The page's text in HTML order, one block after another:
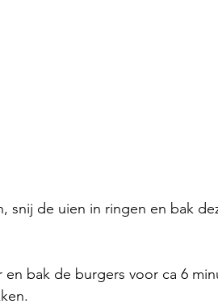
snij de uien in ringen en bak
bak de burgers voor ca 6